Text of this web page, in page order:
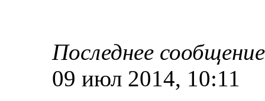
Последнее
09 июл 2014, 10:11